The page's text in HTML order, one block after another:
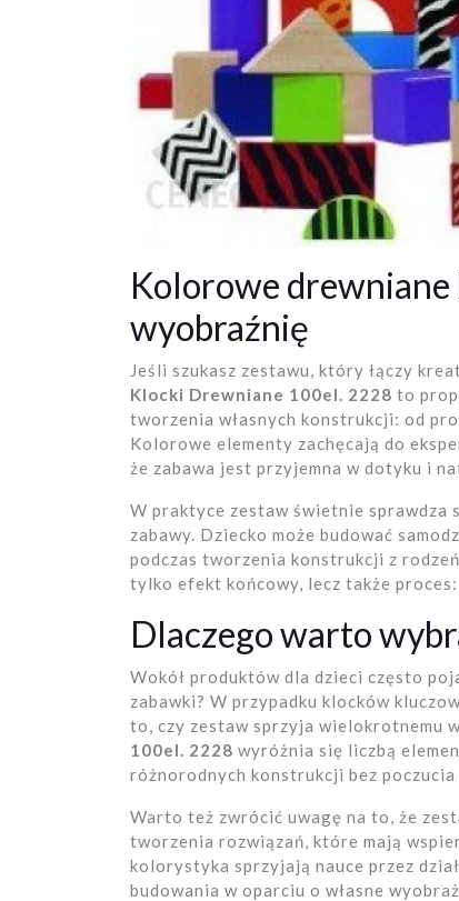
Kolorowe
wyobraźnię
Jeśli szukasz zestawu, który łączy
Klocki Drewniane 100el. 2228 to
tworzenia własnych konstrukcji: od
Kolorowe elementy zachęcają do
że zabawa jest przyjemna w dotyku i
W praktyce zestaw świetnie sprawdza
zabawy. Dziecko może budować
podczas tworzenia konstrukcji z
tylko efekt końcowy, lecz także
Dlaczego warto
Wokół produktów dla dzieci często
zabawki? W przypadku klocków
to, czy zestaw sprzyja wielokrotnemu
100el. 2228 wyróżnia się liczbą
różnorodnych konstrukcji bez
Warto też zwrócić uwagę na to, że
tworzenia rozwiązań, które mają
kolorystyka sprzyjają nauce przez
budowania w oparciu o własne